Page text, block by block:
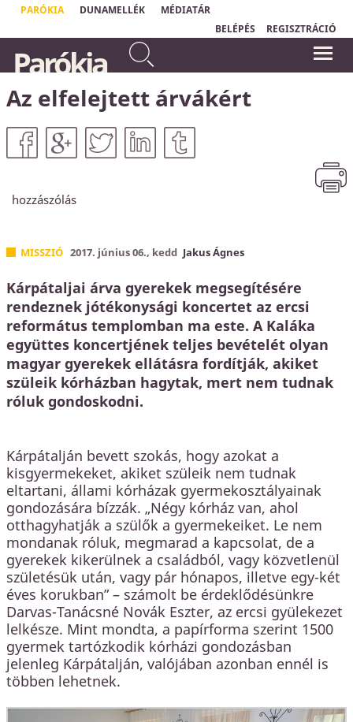
PARÓKIA DUNAMELLÉK
MÉDIATÁR
BELÉPÉS
REGISZTRÁCIÓ
gonoszságaikkal szemben, és
bűneikről nem emlékezem meg
Zsidók 8,12
most már megbeszélhetjük, hogy mik a
bűneim."
Horváth Levente
Parókia
Az elfelejtett árvákért
hozzászólás
MISSZIÓ 2017. június 06., kedd Jakus Ágnes
Kárpátaljai árva gyerekek megsegítésére
rendeznek jótékonysági koncertet az ercsi
református templomban ma este. A Kaláka
együttes koncertjének teljes bevételét olyan
magyar gyerekek ellátásra fordítják, akiket
szüleik kórházban hagytak, mert nem tudnak
róluk gondoskodni.
Kárpátalján bevett szokás, hogy azokat a
kisgyermekeket, akiket szüleik nem tudnak
eltartani, állami kórházak gyermekosztályainak
gondozására bízzák. „Négy kórház van, ahol
otthagyhatják a szülők a gyermekeiket. Le nem
mondanak róluk, megmarad a kapcsolat, de a
gyerekek kikerülnek a családból, vagy közvetlenül
születésük után, vagy pár hónapos, illetve egy-két
éves korukban” – számolt be érdeklődésünkre
Darvas-Tanácsné Novák Eszter, az ercsi gyülekezet
lelkésze. Mint mondta, a papírforma szerint 1500
gyermek tartózkodik kórházi gondozásban
jelenleg Kárpátalján, valójában azonban ennél is
többen lehetnek.